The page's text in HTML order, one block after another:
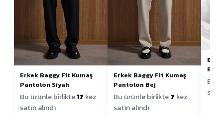
Erkek Baggy Fit Kumaş
Pantolon Siyah
Bu ürünle birlikte17 kez
satın alındı
Erkek Baggy Fit Kumaş
Pantolon Bej
Bu ürünle birlikte7 kez
satın alındı
Bu